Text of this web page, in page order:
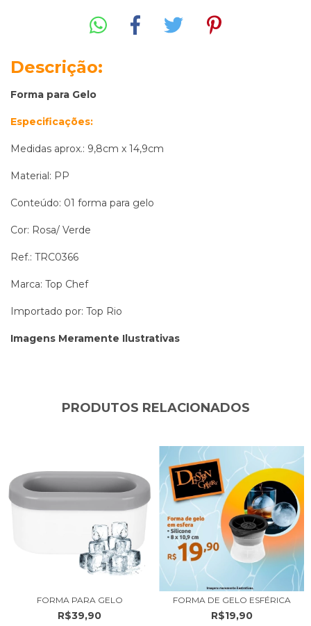
Descrição:
Forma para Gelo
Especificações:
Medidas aprox.: 9,8cm x 14,9cm
Material: PP
Conteúdo: 01 forma para gelo
Cor: Rosa/ Verde
Ref.: TRC0366
Marca: Top Chef
Importado por: Top Rio
Imagens Meramente Ilustrativas
PRODUTOS RELACIONADOS
FORMA PARA GELO
R$39,90
FORMA DE GELO ESFÉRICA
R$19,90